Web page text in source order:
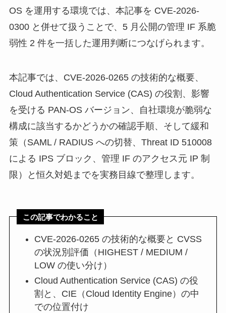
OS を運用する環境では、本記事を CVE-2026-
0300 と併せて扱うことで、5 月公開の管理 IF 系脆
弱性 2 件を一括した運用判断につなげられます。
本記事では、CVE-2026-0265 の技術的な概要、
Cloud Authentication Service (CAS) の役割、影響
を受ける PAN-OS バージョン、自社環境が脆弱な
構成に該当するかどうかの確認手順、そして緩和
策（SAML / RADIUS への切替、Threat ID 510008
による IPS ブロック、管理 IF のアクセス元 IP 制
限）と恒久対処までを実務目線で整理します。
この記事でわかること
CVE-2026-0265 の技術的な概要と CVSS
の状況別評価（HIGHEST / MEDIUM /
LOW の使い分け）
Cloud Authentication Service (CAS) の役
割と、CIE（Cloud Identity Engine）の中
での位置付け